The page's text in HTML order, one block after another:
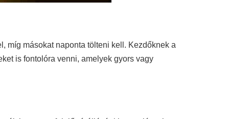
míg másokat naponta tölteni kell. Kezdőknek a
is fontolóra venni, amelyek gyors vagy